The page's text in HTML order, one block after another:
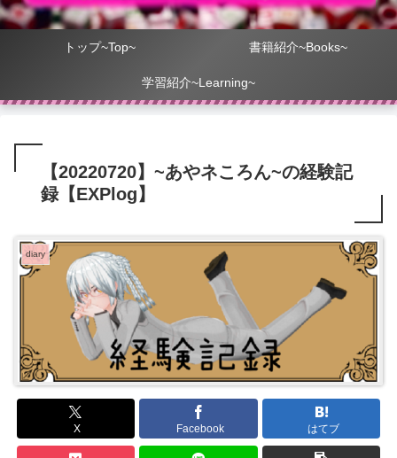
トップ~Top~ 書籍紹介~Books~
学習紹介~Learning~
【20220720】~あやネころん~の経験記
録【EXPlog】
diary
X Facebook はてブ